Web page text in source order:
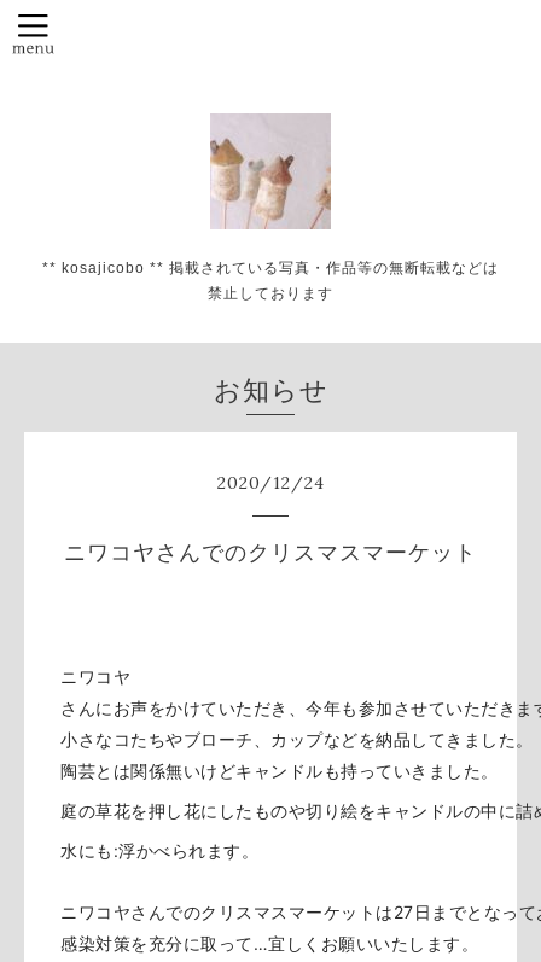
** kosajicobo ** 掲載されている写真・作品等の無断転載などは
禁止しております
お知らせ
2020/12/24
ニワコヤさんでのクリスマスマーケット
ニワコヤ
さんにお声をかけていただき、今年も参加させていただきま
小さなコたちやブローチ、カップなどを納品してきました。
陶芸とは関係無いけどキャンドルも持っていきました。
庭の草花を押し花にしたものや切り絵をキャンドルの中に詰
水にも:浮かべられます。
ニワコヤさんでのクリスマスマーケットは27日までとなっ
感染対策を充分に取って…宜しくお願いいたします。